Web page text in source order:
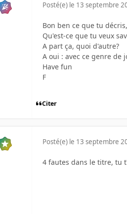
Posté(e) le 13 septembre
Bon ben ce que tu
Qu'est-ce que tu veux
A part ça, quoi d'autre?
A oui : avec ce genre de
Have fun
F
Citer
Posté(e) le 13 septembre
4 fautes dans le titre, tu